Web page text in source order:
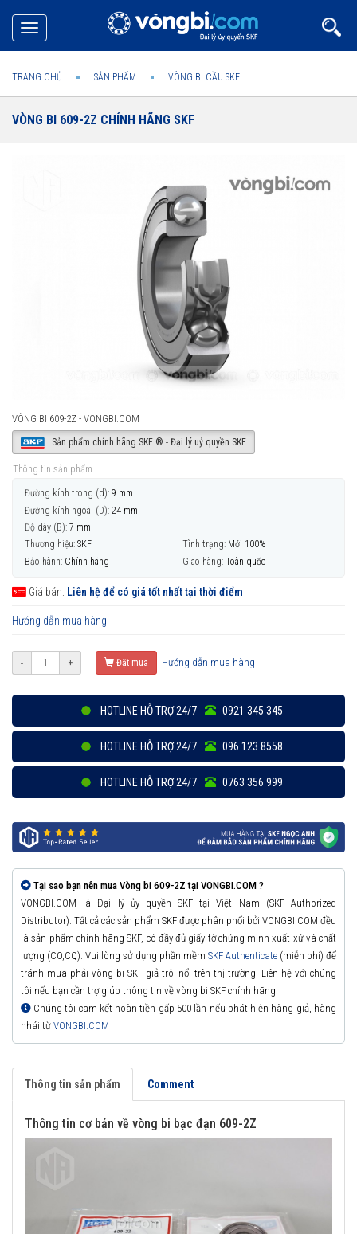
Toggle
navigation
TRANG CHỦ SẢN PHẨM VÒNG BI CẦU SKF
VÒNG BI 609-2Z CHÍNH HÃNG SKF
VÒNG BI 609-2Z - VONGBI.COM
Sản phẩm chính hãng SKF ® - Đại lý uỷ quyền SKF
Thông tin sản phẩm
Đường kính trong (d): 9 mm
Đường kính ngoài (D): 24 mm
Độ dày (B): 7 mm
Thương hiệu: SKF Tình trạng: Mới 100%
Bảo hành: Chính hãng Giao hàng: Toàn quốc
Giá bán: Liên hệ để có giá tốt nhất tại thời điểm
Hướng dẫn mua hàng
- + Đặt mua Hướng dẫn mua hàng
HOTLINE HỖ TRỢ 24/7 0921 345 345
HOTLINE HỖ TRỢ 24/7 096 123 8558
HOTLINE HỖ TRỢ 24/7 0763 356 999
Tại sao bạn nên mua Vòng bi 609-2Z tại VONGBI.COM ?
VONGBI.COM là Đại lý ủy quyền SKF tại Việt Nam (SKF Authorized
Distributor). Tất cả các sản phẩm SKF được phân phối bởi VONGBI.COM đều
là sản phẩm chính hãng SKF, có đầy đủ giấy tờ chứng minh xuất xứ và chất
lượng (CO,CQ). Vui lòng sử dụng phần mềm SKF Authenticate (miễn phí) để
tránh mua phải vòng bi SKF giả trôi nổi trên thị trường. Liên hệ với chúng
tôi nếu bạn cần trợ giúp thông tin về vòng bi SKF chính hãng.
Chúng tôi cam kết hoàn tiền gấp 500 lần nếu phát hiện hàng giả, hàng
nhái từ VONGBI.COM
Thông tin sản phẩm Comment
Thông tin cơ bản về vòng bi bạc đạn 609-2Z